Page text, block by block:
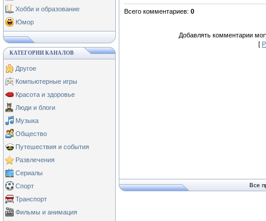
Хобби и образование
Юмор
КАТЕГОРИИ КАНАЛОВ
Другое
Компьютерные игры
Красота и здоровье
Люди и блоги
Музыка
Общество
Путешествия и события
Развлечения
Сериалы
Спорт
Транспорт
Фильмы и анимация
Всего комментариев: 0
Добавлять комментарии
[
Все